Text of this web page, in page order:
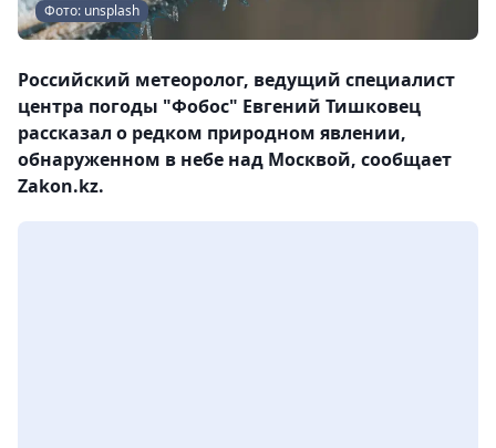
Фото: unsplash
Российский метеоролог, ведущий специалист
центра погоды "Фобос" Евгений Тишковец
рассказал о редком природном явлении,
обнаруженном в небе над Москвой, сообщает
Zakon.kz.